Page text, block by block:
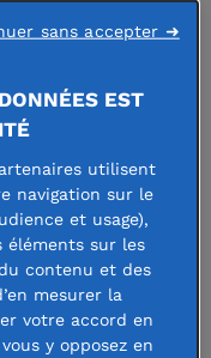
EST
utilisent
navigation sur le
et usage),
éléments sur les
contenu et des
mesurer la
votre accord en
y opposez en
sans accepter ➜